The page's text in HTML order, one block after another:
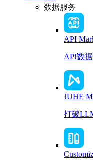
数据服务
API
API数
JUHE
打破